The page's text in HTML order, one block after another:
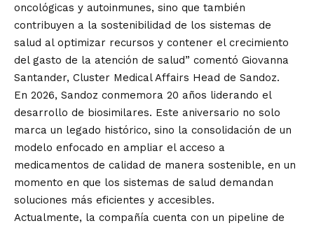
oncológicas y autoinmunes, sino que también
contribuyen a la sostenibilidad de los sistemas de
salud al optimizar recursos y contener el crecimiento
del gasto de la atención de salud” comentó Giovanna
Santander, Cluster Medical Affairs Head de Sandoz.
En 2026, Sandoz conmemora 20 años liderando el
desarrollo de biosimilares. Este aniversario no solo
marca un legado histórico, sino la consolidación de un
modelo enfocado en ampliar el acceso a
medicamentos de calidad de manera sostenible, en un
momento en que los sistemas de salud demandan
soluciones más eficientes y accesibles.
Actualmente, la compañía cuenta con un pipeline de